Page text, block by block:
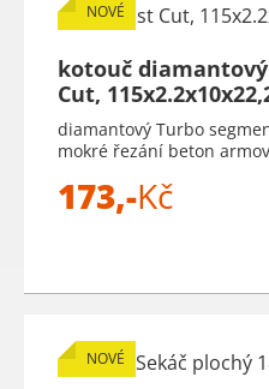
NOVÉ
kotouč
Cut,
diamantový Turbo
mokré řezání beton
173,-Kč
NOVÉ